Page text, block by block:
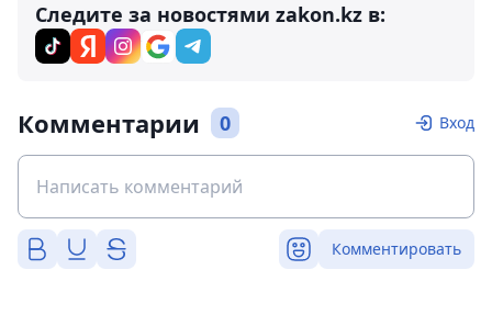
Следите за новостями zakon.kz в:
Комментарии 0 Вход
Комментировать